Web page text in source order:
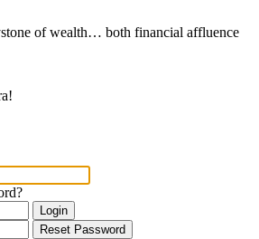
of wealth… both financial affluence
Login
Reset Password